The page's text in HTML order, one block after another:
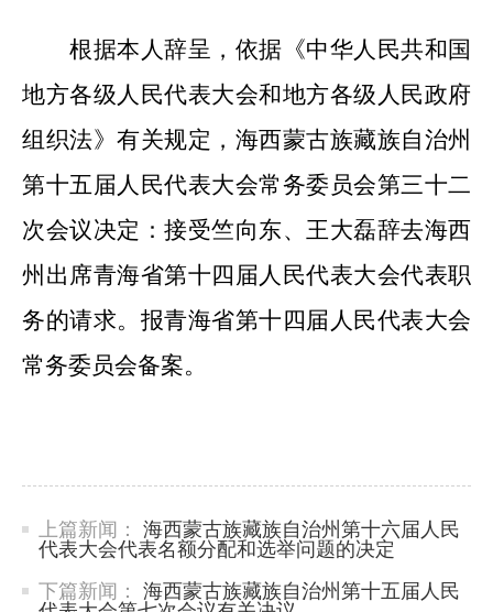
根据本人辞呈，依据《中华人民共和国
地方各级人民代表大会和地方各级人民政府
组织法》有关规定，海西蒙古族藏族自治州
第十五届人 民代表大会常务委员会第三十二
次会议决定： 接受竺向东、 王大磊辞去海西
州出席青海省第十四届人民代表大会代表职
务的请求。 报青海省第十四届 人民代表大会
常务委员会备案。
上篇新闻：
海西蒙古族藏族自治州第十六届人民
代表大会代表名额分配和选举问题的决定
下篇新闻：
海西蒙古族藏族自治州第十五届人民